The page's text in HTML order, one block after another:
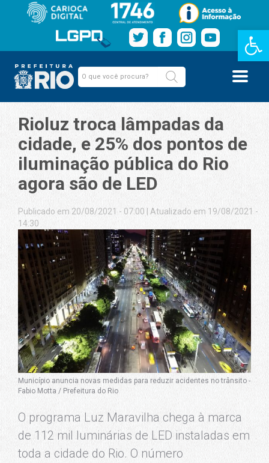
Barra de
Rioluz troca lâmpadas da
cidade, e 25% dos pontos de
iluminação pública do Rio
agora são de LED
Publicado em 20/08/2021 - 07:00
Atualizado em 19/08/2021 -
14:30
Município anuncia novas medidas para reduzir acidentes no trânsito -
Fabio Motta / Prefeitura do Rio
O programa Luz Maravilha chega à marca
de 112 mil luminárias de LED instaladas em
toda a cidade do Rio. O número